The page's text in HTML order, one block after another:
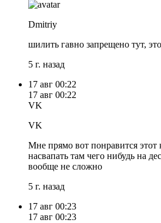
Dmitriy
шилить гавно запрещено тут,
5 г. назад
17 авг 00:22
17 авг 00:22
VK
VK
Мне прямо вот понравится этот
насвапать там чего нибудь на
вообще не сложно
5 г. назад
17 авг 00:23
17 авг 00:23